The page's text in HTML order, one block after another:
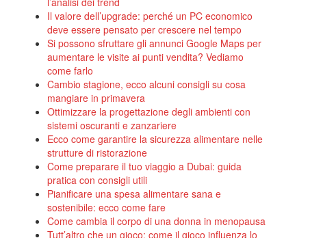
Il valore dell’upgrade: perché un PC economico
deve essere pensato per crescere nel tempo
Si possono sfruttare gli annunci Google Maps per
aumentare le visite ai punti vendita? Vediamo
come farlo
Cambio stagione, ecco alcuni consigli su cosa
mangiare in primavera
Ottimizzare la progettazione degli ambienti con
sistemi oscuranti e zanzariere
Ecco come garantire la sicurezza alimentare nelle
strutture di ristorazione
Come preparare il tuo viaggio a Dubai: guida
pratica con consigli utili
Pianificare una spesa alimentare sana e
sostenibile: ecco come fare
Come cambia il corpo di una donna in menopausa
Tutt’altro che un gioco: come il gioco influenza lo